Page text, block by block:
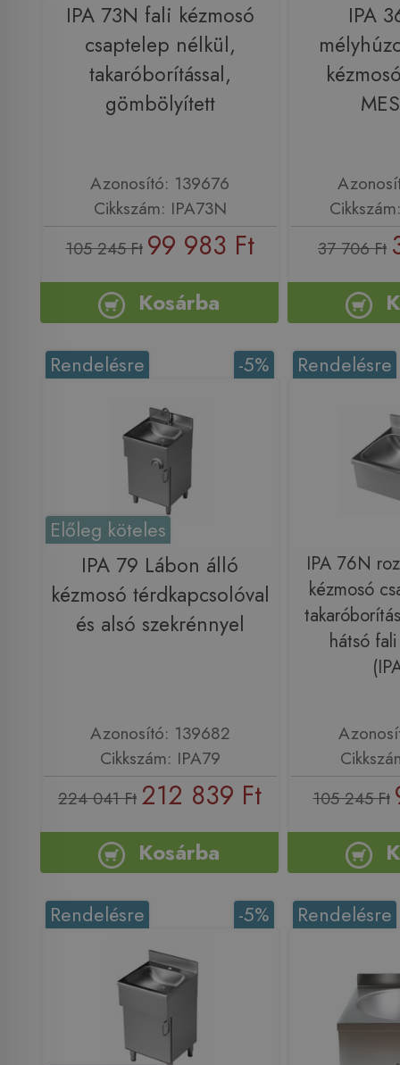
IPA 73N fali kézmosó
csaptelep nélkül,
takaróborítással,
gömbölyített
Azonosító: 139676
Cikkszám: IPA73N
105 245 Ft 99 983 Ft
Kosárba
IPA
37 706 Ft
-5%
Rendelésre
Előleg köteles
IPA 79 Lábon álló
kézmosó térdkapcsolóval
és alsó szekrénnyel
Azonosító: 139682
Cikkszám: IPA79
224 041 Ft 212 839 Ft
Kosárba
Rendelésre
IPA 76N
kézmosó
hátsó
105 245 Ft
-5%
Rendelésre Rendelésre